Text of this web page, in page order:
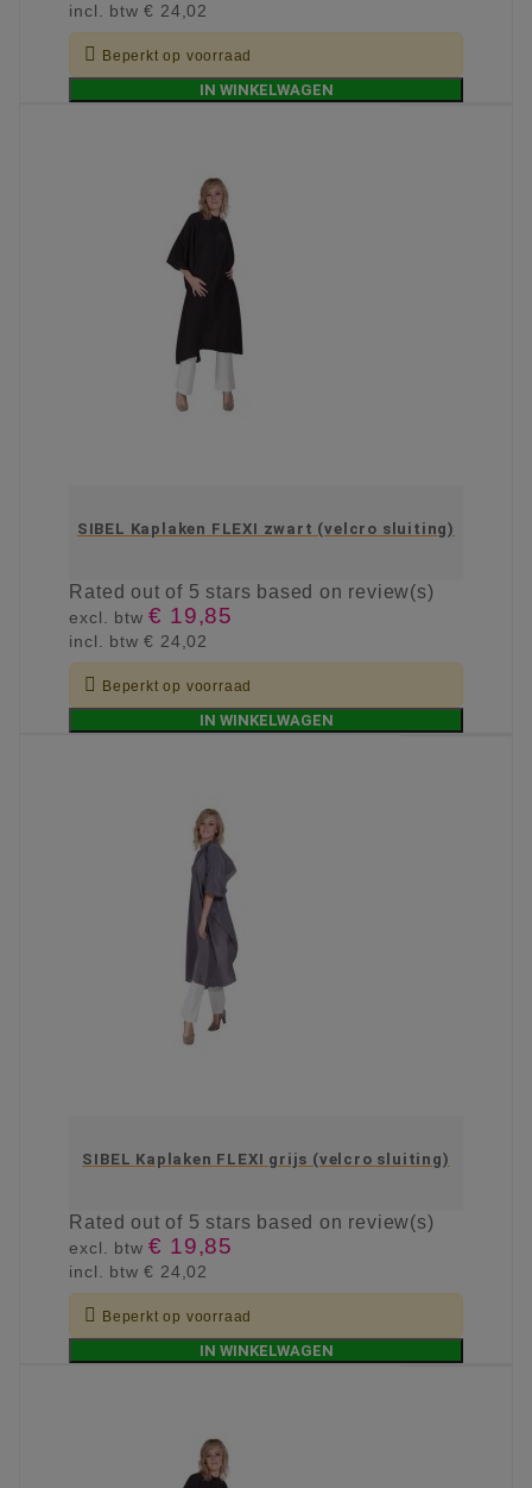
incl. btw€ 24,02
 Beperkt op voorraad
IN WINKELWAGEN
SIBEL Kaplaken FLEXI zwart (velcro sluiting)
Ratedout of 5 stars based on review(s)
excl. btw€ 19,85
incl. btw€ 24,02
 Beperkt op voorraad
IN WINKELWAGEN
SIBEL Kaplaken FLEXI grijs (velcro sluiting)
Ratedout of 5 stars based on review(s)
excl. btw€ 19,85
incl. btw€ 24,02
 Beperkt op voorraad
IN WINKELWAGEN